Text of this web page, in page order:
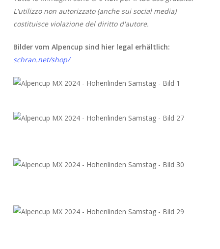
L'utilizzo non autorizzato (anche sui social media)
costituisce violazione del diritto d'autore.
Bilder vom Alpencup sind hier legal erhältlich:
schran.net/shop/